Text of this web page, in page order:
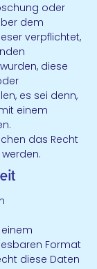
oder
dem
verpflichtet,
diese
es sei denn,
einem
das Recht
Format
diese Daten